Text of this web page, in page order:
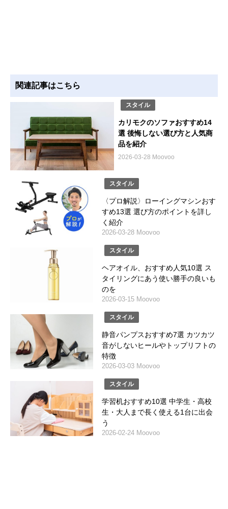
関連記事はこちら
スタイル
カリモクのソファおすすめ14
選 後悔しない選び方と人気商
品を紹介
2026-03-28 Moovoo
スタイル
〈プロ解説〉ローイングマシンおす
すめ13選 選び方のポイントを詳し
く紹介
2026-03-28 Moovoo
スタイル
ヘアオイル、おすすめ人気10選 ス
タイリングにあう使い勝手の良いも
のを
2026-03-15 Moovoo
スタイル
静音パンプスおすすめ7選 カツカツ
音がしないヒールやトップリフトの
特徴
2026-03-03 Moovoo
スタイル
学習机おすすめ10選 中学生・高校
生・大人まで長く使える1台に出会
う
2026-02-24 Moovoo